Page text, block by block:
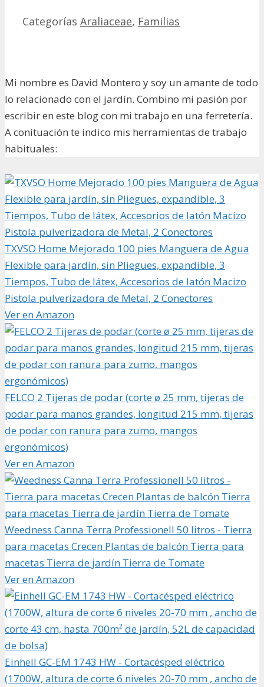
Categorías Araliaceae, Familias
Mi nombre es David Montero y soy un amante de todo
lo relacionado con el jardín. Combino mi pasión por
escribir en este blog con mi trabajo en una ferretería.
A conituación te indico mis herramientas de trabajo
habituales:
TXVSO Home Mejorado 100 pies Manguera de Agua
Flexible para jardín, sin Pliegues, expandible, 3
Tiempos, Tubo de látex, Accesorios de latón Macizo
Pistola pulverizadora de Metal, 2 Conectores
Ver en Amazon
FELCO 2 Tijeras de podar (corte ø 25 mm, tijeras de
podar para manos grandes, longitud 215 mm, tijeras
de podar con ranura para zumo, mangos
ergonómicos)
Ver en Amazon
Weedness Canna Terra Professionell 50 litros - Tierra
para macetas Crecen Plantas de balcón Tierra para
macetas Tierra de jardín Tierra de Tomate
Ver en Amazon
Einhell GC-EM 1743 HW - Cortacésped eléctrico
(1700W, altura de corte 6 niveles 20-70 mm , ancho de